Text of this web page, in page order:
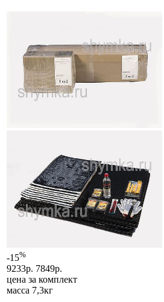
-15%
9233р. 7849р.
цена за комплект
масса 7,3кг